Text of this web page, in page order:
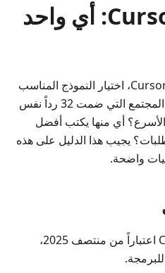
مقارنة نماذج Cursor: أي واحد
مع توفر العديد من النماذج في Cursor، اختيار النموذج المناسب
لكل مهمة محيّر. أثارت سلسلة المجتمع التي ضمت 32 رداً نفس
الأسرع؟ أي منها يكتب أفضل
يجيب هذا الدليل على هذه
واضحة.
إليك كل نموذج متاح في Cursor اعتباراً من منتصف 2025،
للبرمجة.